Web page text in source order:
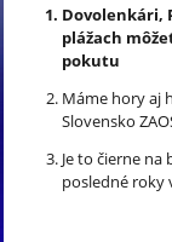
Dovolenkári,
plážach
pokutu
Máme hory aj
Slovensko
Je to čierne na
posledné roky